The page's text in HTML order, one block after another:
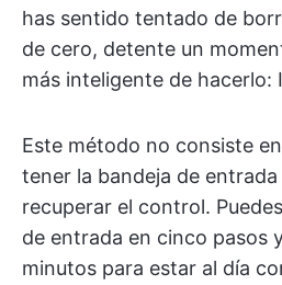
has sentido tentado de
de cero, detente un
más inteligente de hacerlo:
Este método no consiste
tener la bandeja de
recuperar el control.
de entrada en cinco pasos
minutos para estar al día